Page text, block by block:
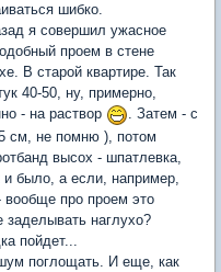
шибко.
я совершил ужасное
проем в стене
В старой квартире. Так
40-50, ну, примерно,
- на раствор
. Затем - с
см, не помню ), потом
высох - шпатлевка,
и было, а если, например,
вообще про проем это
наглухо?
пойдет...
поглощать. И еще, как